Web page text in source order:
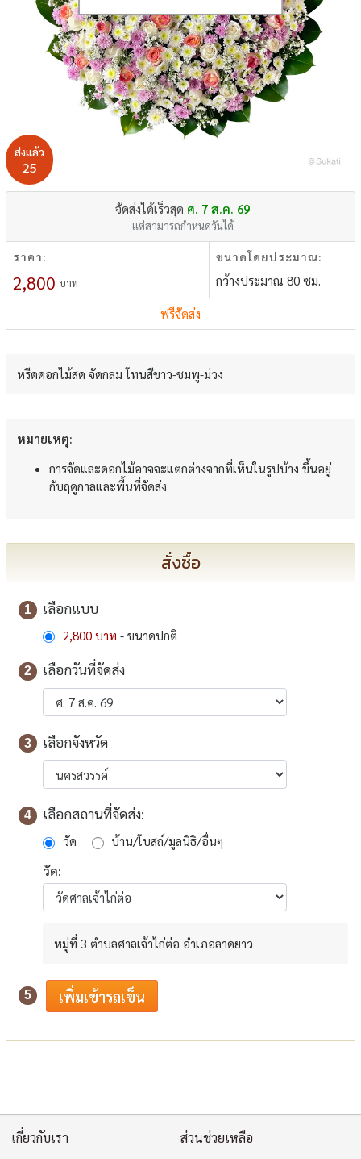
ส่งแล้ว
25
จัดส่งได้เร็วสุด ศ. 7 ส.ค. 69
แต่สามารถกำหนดวันได้
ราคา:
2,800 บาท
ขนาดโดยประมาณ:
กว้างประมาณ 80 ซม.
ฟรีจัดส่ง
หรีดดอกไม้สด จัดกลม โทนสีขาว-ชมพู-ม่วง
หมายเหตุ:
การจัดและดอกไม้อาจจะแตกต่างจากที่เห็นในรูปบ้าง ขึ้นอยู่
กับฤดูกาลและพื้นที่จัดส่ง
สั่งซื้อ
1 เลือกแบบ
2,800 บาท - ขนาดปกติ
2 เลือกวันที่จัดส่ง
3 เลือกจังหวัด
4 เลือกสถานที่จัดส่ง:
วัด
บ้าน/โบสถ์/มูลนิธิ/อื่นๆ
วัด:
หมู่ที่ 3 ตำบลศาลเจ้าไก่ต่อ อำเภอลาดยาว
5
เกี่ยวกับเรา ส่วนช่วยเหลือ